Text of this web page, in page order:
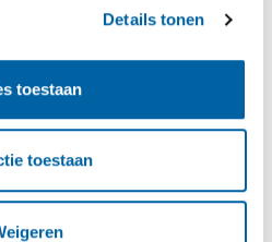
Details tonen
toestaan
toestaan
de dag. Er zijn ook